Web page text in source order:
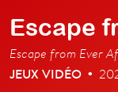
Escape
Escape from Ever
JEUX VIDÉO •